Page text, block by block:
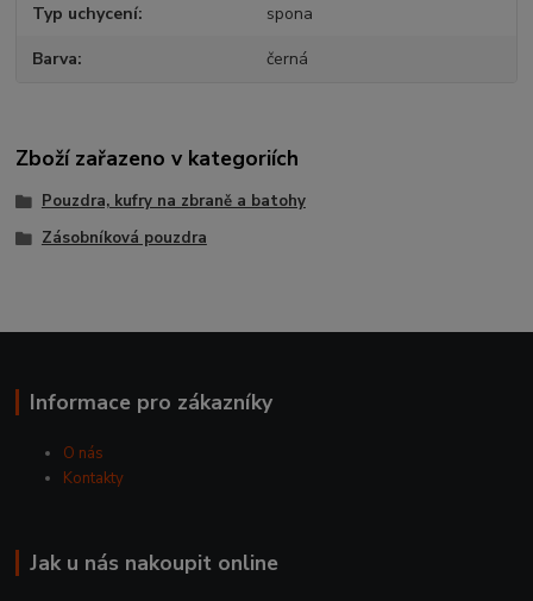
Typ uchycení spona
Barva černá
Zboží zařazeno v kategoriích
Pouzdra, kufry na zbraně a batohy
Zásobníková pouzdra
Informace pro zákazníky
O nás
Kontakty
Jak u nás nakoupit online